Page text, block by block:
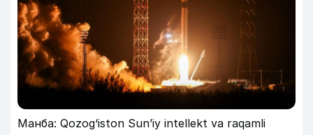
Манба: Qozog‘iston Sun’iy intellekt va raqamli